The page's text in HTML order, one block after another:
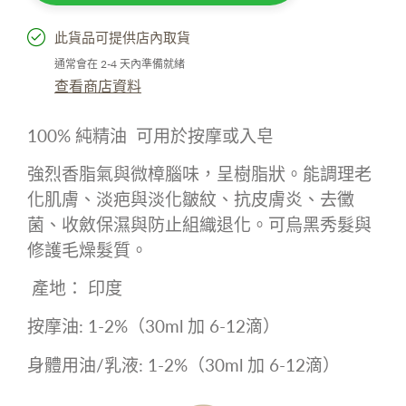
此貨品可提供店內取貨
通常會在 2-4 天內準備就緒
查看商店資料
100% 純精油 可用於按摩或入皂
強烈香脂氣與微樟腦味，呈樹脂狀。能調理老
化肌膚、淡疤與淡化皺紋、抗皮膚炎、去黴
菌、收斂保濕與防止組織退化。可烏黑秀髮與
修護毛燥髮質。
產地： 印度
按摩油: 1-2%（30ml 加 6-12滴）
身體用油/乳液: 1-2%（30ml 加 6-12滴）